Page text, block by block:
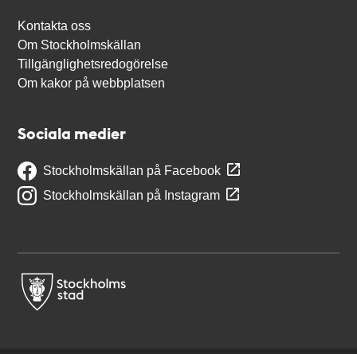
Kontakta oss
Om Stockholmskällan
Tillgänglighetsredogörelse
Om kakor på webbplatsen
Sociala medier
Stockholmskällan på Facebook
Stockholmskällan på Instagram